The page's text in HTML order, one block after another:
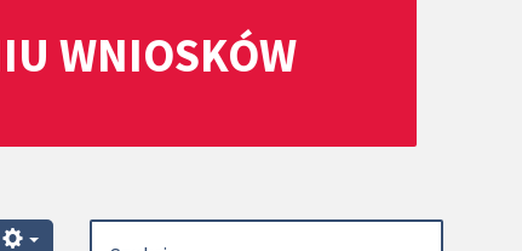
WNIOSKÓW